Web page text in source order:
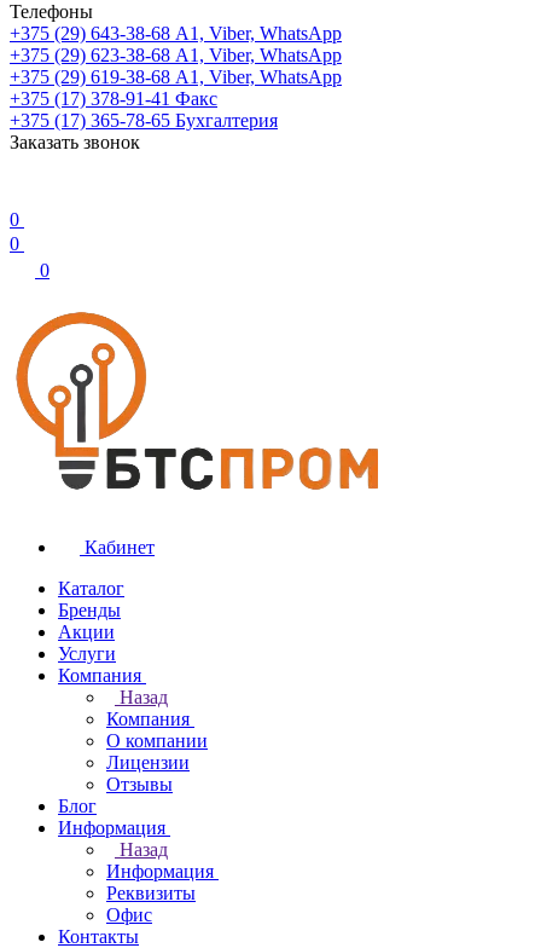
Телефоны
+375 (29) 643-38-68 А1, Viber, WhatsApp
+375 (29) 623-38-68 А1, Viber, WhatsApp
+375 (29) 619-38-68 А1, Viber, WhatsApp
+375 (17) 378-91-41 Факс
+375 (17) 365-78-65 Бухгалтерия
Заказать звонок
0
0
0
Кабинет
Каталог
Бренды
Акции
Услуги
Компания
Назад
Компания
О компании
Лицензии
Отзывы
Блог
Информация
Назад
Информация
Реквизиты
Офис
Контакты